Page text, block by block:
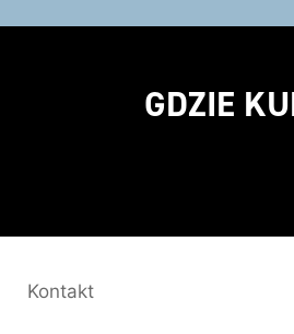
GDZIE
Kontakt